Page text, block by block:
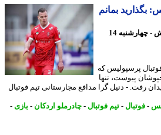
بمانم
3 روز پیش - چهارشنبه 14
پرسپولیس که
پیوست، تنها
- دنیل گرا مدافع مجارستانی تیم فوتبال
فوتبال-تیم فوتبال-چادرملو اردکان-بازی -